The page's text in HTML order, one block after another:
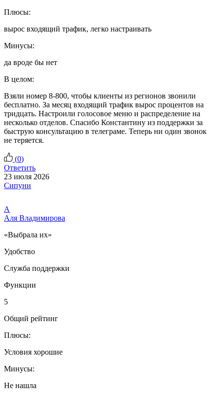
Плюсы:
вырос входящий трафик, легко настраивать
Минусы:
да вроде бы нет
В целом:
Взяли номер 8-800, чтобы клиенты из регионов звонили
бесплатно. За месяц входящий трафик вырос процентов на
тридцать. Настроили голосовое меню и распределение на
несколько отделов. Спасибо Константину из поддержки за
быструю консультацию в телеграме. Теперь ни один звонок
не теряется.
(0)
Ответить
23 июля 2026
Сипуни
А
Аля Владимирова
«Выбрала их»
Удобство
Служба поддержки
Функции
5
Общий рейтинг
Плюсы:
Условия хорошие
Минусы:
Не нашла